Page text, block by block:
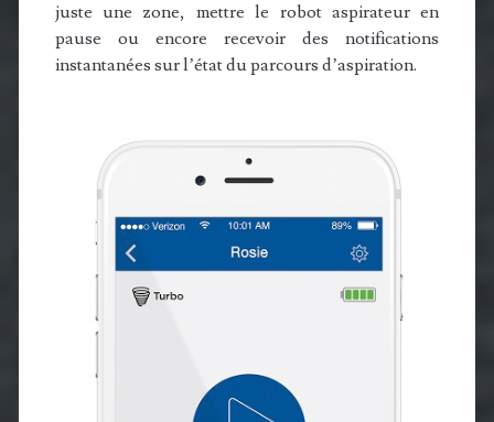
juste une zone, mettre le robot aspirateur en
pause ou encore recevoir des notifications
instantanées sur l’état du parcours d’aspiration.